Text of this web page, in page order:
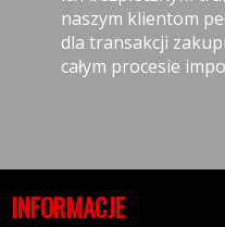
naszym klientom
dla transakcji
całym procesie
INFORMACJE